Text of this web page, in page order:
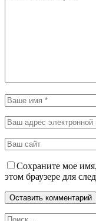
Сохраните мое
этом браузере для